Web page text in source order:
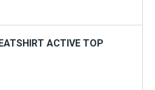
ACTIVE TOP